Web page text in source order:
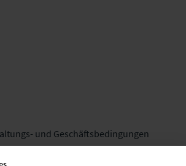
und Geschäftsbedingungen